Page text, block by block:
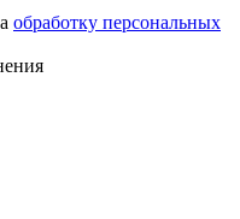
обработку персональных